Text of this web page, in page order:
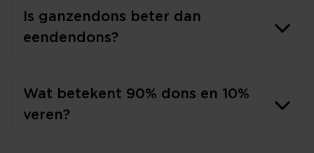
Is ganzendons beter dan
eendendons?
Wat betekent 90% dons en 10%
veren?